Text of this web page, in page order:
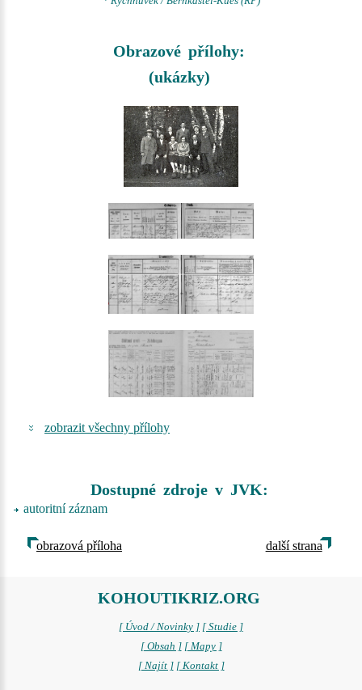
Obrazové přílohy:
(ukázky)
zobrazit všechny přílohy
Dostupné zdroje v JVK:
autoritní záznam
obrazová příloha další strana
KOHOUTIKRIZ.ORG
[ Úvod / Novinky ] [ Studie ]
[ Obsah ] [ Mapy ]
[ Najít ] [ Kontakt ]